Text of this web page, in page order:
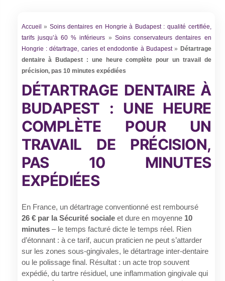
Accueil » Soins dentaires en Hongrie à Budapest : qualité certifiée,
tarifs jusqu’à 60 % inférieurs » Soins conservateurs dentaires en
Hongrie : détartrage, caries et endodontie à Budapest» Détartrage
dentaire à Budapest : une heure complète pour un travail de
précision, pas 10 minutes expédiées
DÉTARTRAGE DENTAIRE À
BUDAPEST : UNE HEURE
COMPLÈTE POUR UN
TRAVAIL DE PRÉCISION,
PAS 10 MINUTES
EXPÉDIÉES
En France, un détartrage conventionné est remboursé
26 € par la Sécurité socialeet dure en moyenne 10
minutes– le temps facturé dicte le temps réel. Rien
d’étonnant : à ce tarif, aucun praticien ne peut s’attarder
sur les zones sous-gingivales, le détartrage inter-dentaire
ou le polissage final. Résultat : un acte trop souvent
expédié, du tartre résiduel, une inflammation gingivale qui